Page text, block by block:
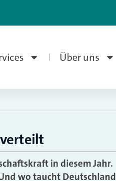
Über uns
in diesem Jahr.
wo taucht Deutschland